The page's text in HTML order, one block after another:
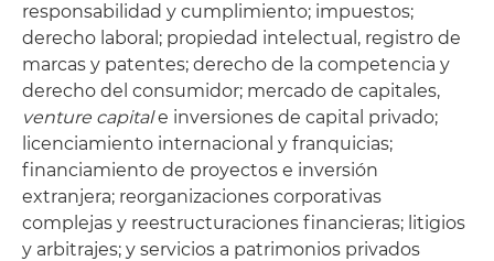
responsabilidad y cumplimiento; impuestos;
derecho laboral; propiedad intelectual, registro de
marcas y patentes; derecho de la competencia y
derecho del consumidor; mercado de capitales,
venture capitale inversiones de capital privado;
licenciamiento internacional y franquicias;
financiamiento de proyectos e inversión
extranjera; reorganizaciones corporativas
complejas y reestructuraciones financieras; litigios
y arbitrajes; y servicios a patrimonios privados